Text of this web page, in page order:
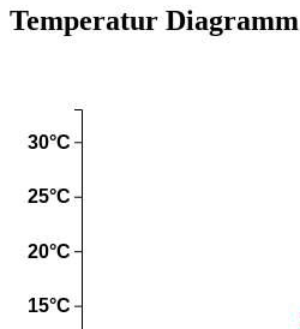
Temperatur Diagramm